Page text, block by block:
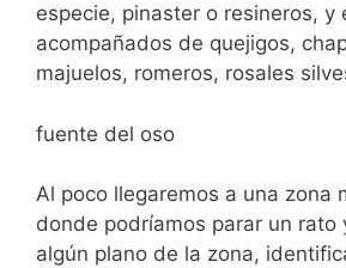
especie, pinaster o resineros, y
acompañados de quejigos,
majuelos, romeros, rosales
fuente del oso
Al poco llegaremos a una zona
donde podríamos parar un rato
algún plano de la zona,